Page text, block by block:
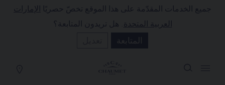
جميع الخدمات المقدّمة على هذا الموقع تخصّ حصريًا الإمارات
العربية المتحدة . هل تريدون المتابعة؟
المتابعة
YOUR CART IS EMPTY